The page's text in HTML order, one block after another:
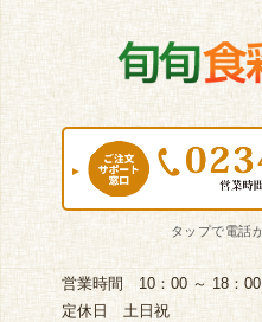
営業時間 10：00 ～ 18：00
定休日 土日祝